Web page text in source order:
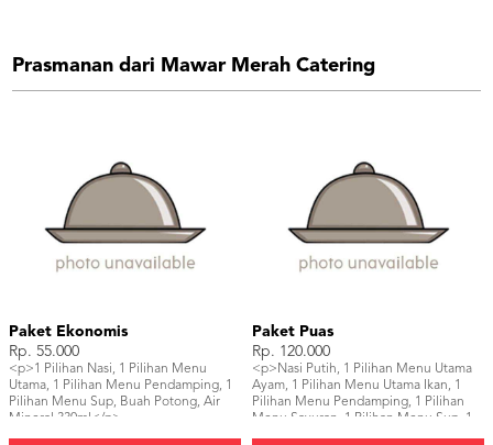
Prasmanan dari Mawar Merah Catering
Paket Ekonomis
Rp. 55.000
<p>1 Pilihan Nasi, 1 Pilihan Menu
Utama, 1 Pilihan Menu Pendamping, 1
Pilihan Menu Sup, Buah Potong, Air
Mineral 330ml</p>
Paket Puas
Rp. 120.000
<p>Nasi Putih, 1 Pilihan Menu Utama
Ayam, 1 Pilihan Menu Utama Ikan, 1
Pilihan Menu Pendamping, 1 Pilihan
Menu Sayuran, 1 Pilihan Menu Sup, 1